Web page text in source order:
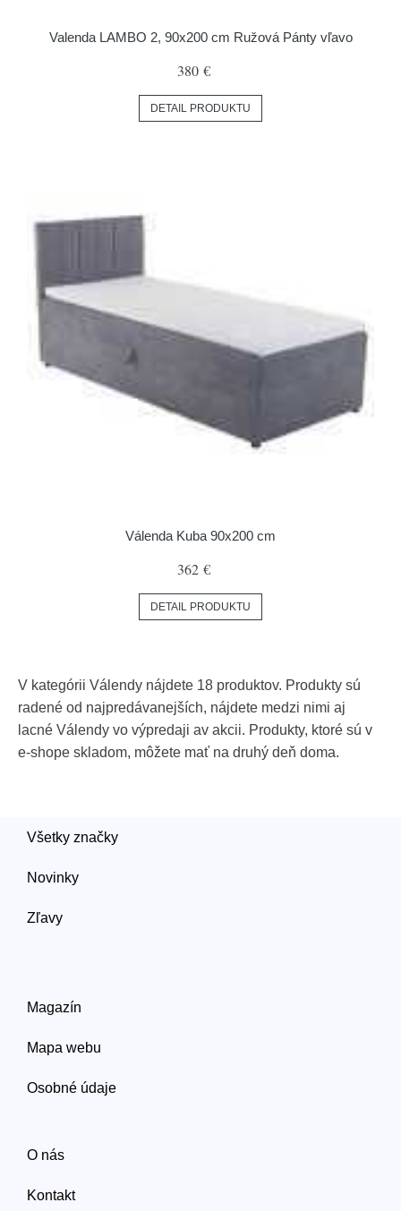
Valenda LAMBO 2, 90x200 cm Ružová Pánty vľavo
380 €
DETAIL PRODUKTU
Válenda Kuba 90x200 cm
362 €
DETAIL PRODUKTU
V kategórii Válendy nájdete 18 produktov. Produkty sú
radené od najpredávanejších, nájdete medzi nimi aj
lacné Válendy vo výpredaji av akcii. Produkty, ktoré sú v
e-shope skladom, môžete mať na druhý deň doma.
Všetky značky
Novinky
Zľavy
Magazín
Mapa webu
Osobné údaje
O nás
Kontakt